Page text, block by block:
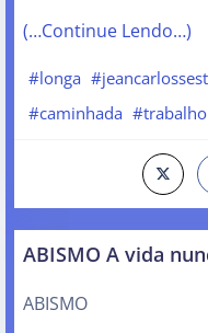
(…Continue Lendo…)
#longa
#caminhada #trabalho
ABISMO A vida
ABISMO